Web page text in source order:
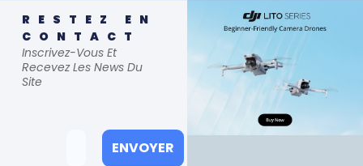
RESTEZ EN
CONTACT
Inscrivez-Vous Et
Recevez Les News Du
Site